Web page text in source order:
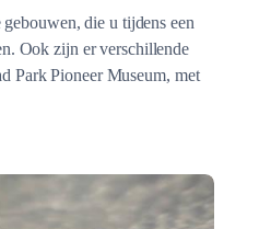
die u tijdens een
Ook zijn er verschillende
Park Pioneer Museum, met